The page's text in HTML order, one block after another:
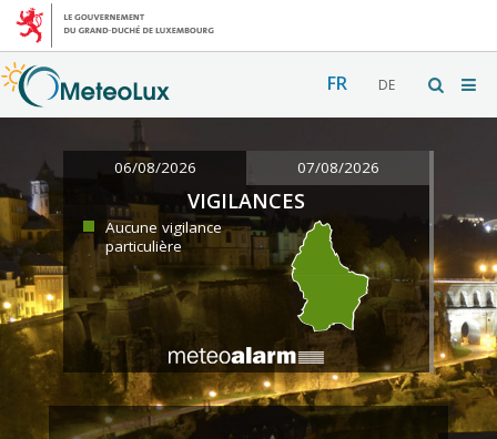
FR DE
06/08/2026 07/08/2026
VIGILANCES
Aucune vigilance
particulière